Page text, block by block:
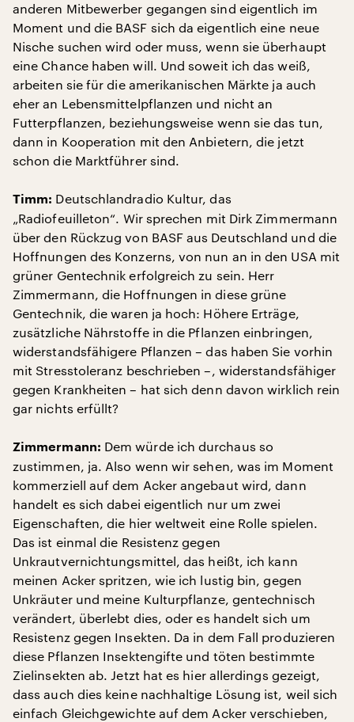
anderen Mitbewerber gegangen sind eigentlich im
Moment und die BASF sich da eigentlich eine neue
Nische suchen wird oder muss, wenn sie überhaupt
eine Chance haben will. Und soweit ich das weiß,
arbeiten sie für die amerikanischen Märkte ja auch
eher an Lebensmittelpflanzen und nicht an
Futterpflanzen, beziehungsweise wenn sie das tun,
dann in Kooperation mit den Anbietern, die jetzt
schon die Marktführer sind.
Timm: Deutschlandradio Kultur, das
„Radiofeuilleton“. Wir sprechen mit Dirk Zimmermann
über den Rückzug von BASF aus Deutschland und die
Hoffnungen des Konzerns, von nun an in den USA mit
grüner Gentechnik erfolgreich zu sein. Herr
Zimmermann, die Hoffnungen in diese grüne
Gentechnik, die waren ja hoch: Höhere Erträge,
zusätzliche Nährstoffe in die Pflanzen einbringen,
widerstandsfähigere Pflanzen – das haben Sie vorhin
mit Stresstoleranz beschrieben –, widerstandsfähiger
gegen Krankheiten – hat sich denn davon wirklich rein
gar nichts erfüllt?
Zimmermann: Dem würde ich durchaus so
zustimmen, ja. Also wenn wir sehen, was im Moment
kommerziell auf dem Acker angebaut wird, dann
handelt es sich dabei eigentlich nur um zwei
Eigenschaften, die hier weltweit eine Rolle spielen.
Das ist einmal die Resistenz gegen
Unkrautvernichtungsmittel, das heißt, ich kann
meinen Acker spritzen, wie ich lustig bin, gegen
Unkräuter und meine Kulturpflanze, gentechnisch
verändert, überlebt dies, oder es handelt sich um
Resistenz gegen Insekten. Da in dem Fall produzieren
diese Pflanzen Insektengifte und töten bestimmte
Zielinsekten ab. Jetzt hat es hier allerdings gezeigt,
dass auch dies keine nachhaltige Lösung ist, weil sich
einfach Gleichgewichte auf dem Acker verschieben,